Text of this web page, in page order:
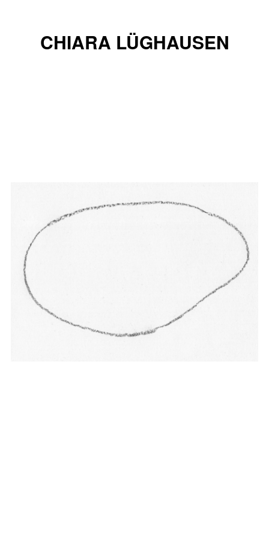
CHIARA LÜGHAUSEN